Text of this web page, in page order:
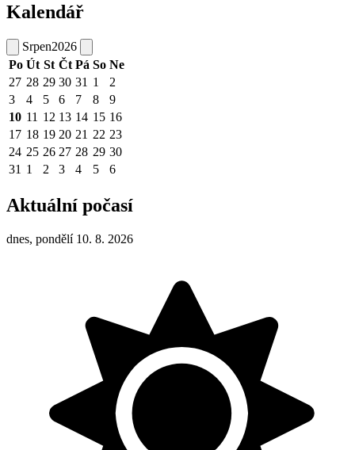
Kalendář
Srpen2026
Po Út St Čt Pá So Ne
27 28 29 30 31 1
2
3
4 5 6 7 8
9
10 11 12 13 14 15 16
17 18 19 20 21 22 23
24 25 26 27 28 29 30
31 1 2 3 4 5 6
Aktuální počasí
dnes, pondělí 10. 8. 2026